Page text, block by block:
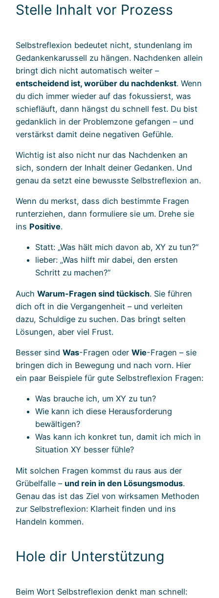
Stelle Inhalt vor Prozess
Selbstreflexion bedeutet nicht, stundenlang im
Gedankenkarussell zu hängen. Nachdenken allein
bringt dich nicht automatisch weiter –
entscheidend ist, worüber du nachdenkst. Wenn
du dich immer wieder auf das fokussierst, was
schiefläuft, dann hängst du schnell fest. Du bist
gedanklich in der Problemzone gefangen – und
verstärkst damit deine negativen Gefühle.
Wichtig ist also nicht nur das Nachdenken an
sich, sondern der Inhalt deiner Gedanken. Und
genau da setzt eine bewusste Selbstreflexion an.
Wenn du merkst, dass dich bestimmte Fragen
runterziehen, dann formuliere sie um. Drehe sie
ins Positive.
Statt: „Was hält mich davon ab, XY zu tun?“
lieber: „Was hilft mir dabei, den ersten
Schritt zu machen?“
Auch Warum-Fragen sind tückisch. Sie führen
dich oft in die Vergangenheit – und verleiten
dazu, Schuldige zu suchen. Das bringt selten
Lösungen, aber viel Frust.
Besser sind Was-Fragen oder Wie-Fragen – sie
bringen dich in Bewegung und nach vorn. Hier
ein paar Beispiele für gute Selbstreflexion Fragen:
Was brauche ich, um XY zu tun?
Wie kann ich diese Herausforderung
bewältigen?
Was kann ich konkret tun, damit ich mich in
Situation XY besser fühle?
Mit solchen Fragen kommst du raus aus der
Grübelfalle – und rein in den Lösungsmodus.
Genau das ist das Ziel von wirksamen Methoden
zur Selbstreflexion: Klarheit finden und ins
Handeln kommen.
Hole dir Unterstützung
Beim Wort Selbstreflexion denkt man schnell: